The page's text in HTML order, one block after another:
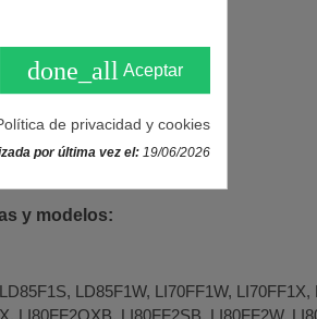
y modelos:
LD85F1W, LI70FF1W, LI70FF1X,
LI80FF2OXB, LI80FF2SB, LI80FF2W,
done_all Aceptar
de privacidad y cookies
por última vez el: 19/06/2026